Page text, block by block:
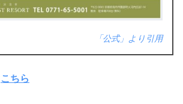
「公式」より引用
こちら